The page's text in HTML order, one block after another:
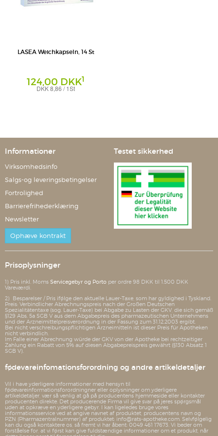
LASEA Weichkapseln, 14 St
124,00 DKK1
DKK 8,86 / 1St
Informationer
Virksomhedsinfo
Salgs-og leveringsbetingelser
Fortrolighed
Barrierefrihederklæring
Newsletter
Ophæve kontrakt
Testet sikkerhed
Prisoplysninger
1) Pris inkl. Moms Servicegebyr og Porto per ordre 98 DKK til 1.500 DKK
Vareværdi.
2) Besparelser / Pris ifølge den aktuelle Lauer-Taxe, som har gyldighed i Tyskland.
Preis: Verbindlicher Abrechnungspreis nach der Großen Deutschen
Spezialitätentaxe (sog. Lauer-Taxe) bei Abgabe zu Lasten der GKV, die sich gemäß
§129 Abs. 5a SGB V aus dem Abgabepreis des pharmazeutischen Unternehmens
und der Arzneimittelpreisverordnung in der Fassung zum 31.12.2003 ergibt.
Bei nicht verschreibungspflichtigen Arzneimitteln ist dieser Preis für Apotheken
nicht verbindlich.
Im Falle einer Abrechnung würde der GKV von der Apotheke bei rechtzeitiger
Zahlung ein Rabatt von 5% auf diesen Abgabepreispreis gewährt (§130 Absatz 1
SGB V).
fødevareinfomationsforordning og andre artikeldetaljer
Vil i have yderligere informationer med hensyn til
fødevareinformationsforordningner eller oplysninger om yderligere
artikeldetaljer, vær så venlig at gå på producentens hjemmeside eller kontakter
producenten direkte. Det producerende Firma vil give svar på jeres spørgsmål
uden at opkræve en yderligere gebyr. I kan ligeledes bruge vores
informationsservice ved at angive navnet af produktet, producentens navn og
PZN (Pharmazentralnummer) af produktet: info@rats-apotheke.com. Selvfølgelig
kan du også kontaktere os, så fremt vi har åbent: 0049 461 17673. Vi beder om
forståelse for, at vi først kan give fuldstændige informationer om et produkt, når